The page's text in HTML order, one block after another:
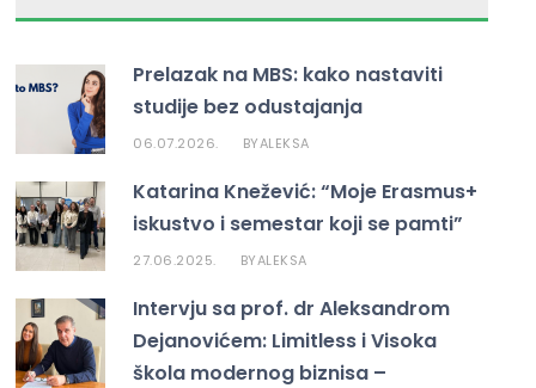
Prelazak na MBS: kako nastaviti
studije bez odustajanja
06.07.2026. BYALEKSA
Katarina Knežević: “Moje Erasmus+
iskustvo i semestar koji se pamti”
27.06.2025. BYALEKSA
Intervju sa prof. dr Aleksandrom
Dejanovićem: Limitless i Visoka
škola modernog biznisa –